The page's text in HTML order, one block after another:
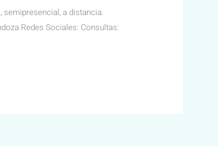
semipresencial, a distancia.
Redes Sociales: Consultas: